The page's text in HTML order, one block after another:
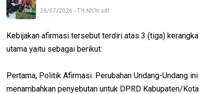
28/07/2026 - T?t Nh?n xét
Kebijakan afirmasi tersebut terdiri atas 3 (tiga) kerangka
utama yaitu sebagai berikut:
Pertama, Politik Afirmasi. Perubahan Undang-Undang ini
menambahkan penyebutan untuk DPRD Kabupaten/Kota